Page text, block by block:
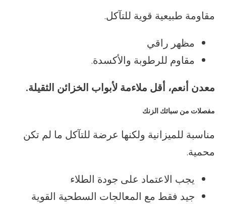
مقاومة طبيعية قوية للتآكل.
مظهر راقي
مقاوم للرطوبة والأكسدة.
معدن أنعم، أقل ملاءمة لأبواب الخزائن الثقيلة.
مفصلات من سبائك الزنك
مناسبة للميزانية ولكنها عرضة للتآكل ما لم تكن
محمية.
يجب الاعتماد على جودة الطلاء
جيد فقط مع المعالجات السطحية القوية